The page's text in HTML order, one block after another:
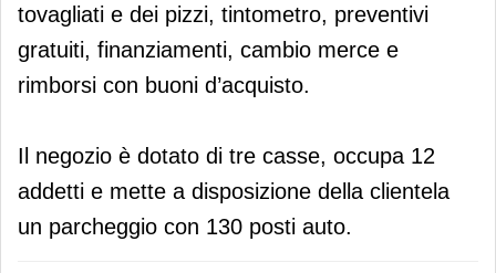
tovagliati e dei pizzi, tintometro, preventivi
gratuiti, finanziamenti, cambio merce e
rimborsi con buoni d’acquisto.
Il negozio è dotato di tre casse, occupa 12
addetti e mette a disposizione della clientela
un parcheggio con 130 posti auto.